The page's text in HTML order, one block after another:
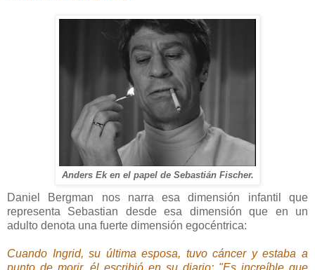
Anders Ek en el papel de Sebastián Fischer.
Daniel Bergman nos narra esa dimensión infantil que
representa Sebastian desde esa dimensión que en un
adulto denota una fuerte dimensión egocéntrica:
Cuando Ingrid, su última esposa, tuvo cáncer y estaba a
punto de morir, él escribió en su diario: "Es increíble que